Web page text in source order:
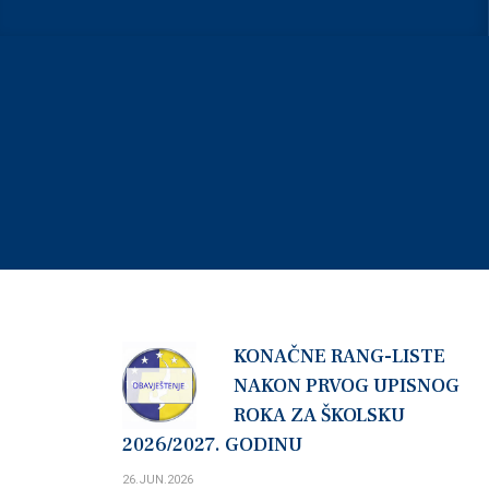
KONAČNE RANG-LISTE
NAKON PRVOG UPISNOG
ROKA ZA ŠKOLSKU
2026/2027. GODINU
26.JUN.2026